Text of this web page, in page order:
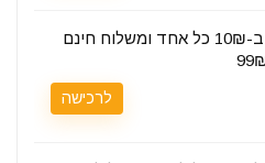
100 מוצרים ב-10₪ כל אחד ומשלוח חינם
לרכישה